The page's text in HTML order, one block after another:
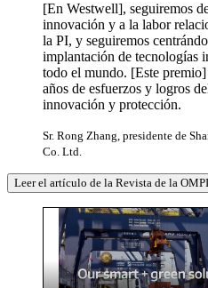
[En Westwell], seguiremos
innovación y a la labor
la PI, y seguiremos
implantación de tecnologías
todo el mundo. [Este
años de esfuerzos y logros
innovación y protección.
Sr. Rong Zhang, presidente de
Co. Ltd.
Leer el artículo de la Revista de la OMPI